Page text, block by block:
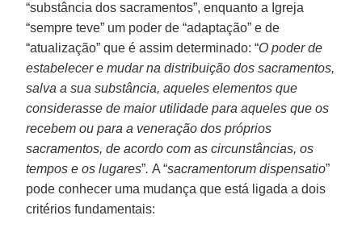
“substância dos sacramentos”, enquanto a Igreja
“sempre teve” um poder de “adaptação” e de
“atualização” que é assim determinado: “O poder de
estabelecer e mudar na distribuição dos sacramentos,
salva a sua substância, aqueles elementos que
considerasse de maior utilidade para aqueles que os
recebem ou para a veneração dos próprios
sacramentos, de acordo com as circunstâncias, os
tempos e os lugares”. A “sacramentorum dispensatio”
pode conhecer uma mudança que está ligada a dois
critérios fundamentais: